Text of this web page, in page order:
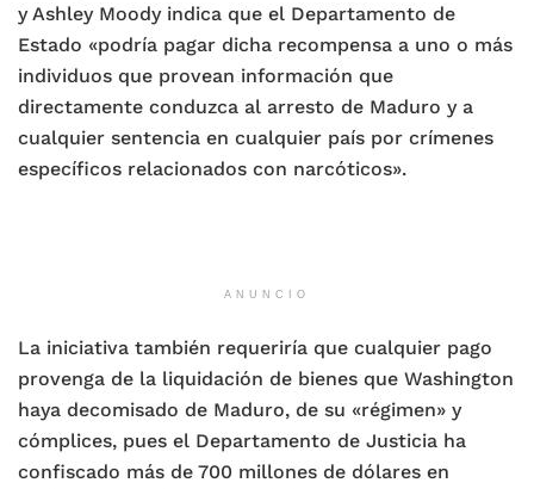
y Ashley Moody indica que el Departamento de
Estado «podría pagar dicha recompensa a uno o más
individuos que provean información que
directamente conduzca al arresto de Maduro y a
cualquier sentencia en cualquier país por crímenes
específicos relacionados con narcóticos».
ANUNCIO
La iniciativa también requeriría que cualquier pago
provenga de la liquidación de bienes que Washington
haya decomisado de Maduro, de su «régimen» y
cómplices, pues el Departamento de Justicia ha
confiscado más de 700 millones de dólares en